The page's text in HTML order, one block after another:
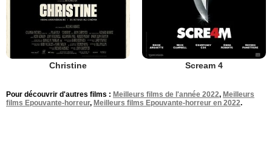
Christine Scream 4
Pour découvrir d'autres films : Meilleurs films de l'année 2022, Meilleurs
films Epouvante-horreur, Meilleurs films Epouvante-horreur en 2022.